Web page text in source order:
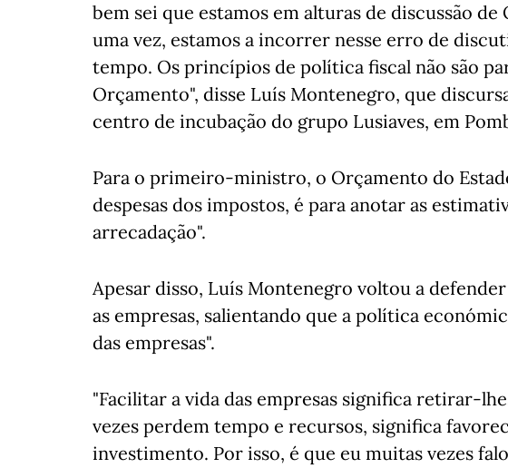
bem sei que estamos em alturas de discussão
uma vez, estamos a incorrer nesse erro de
tempo. Os princípios de política fiscal não são
Orçamento", disse Luís Montenegro, que
centro de incubação do grupo Lusiaves, em
Para o primeiro-ministro, o Orçamento do
despesas dos impostos, é para anotar as
arrecadação".
Apesar disso, Luís Montenegro voltou a
as empresas, salientando que a política
das empresas".
"Facilitar a vida das empresas significa retirar-
vezes perdem tempo e recursos, significa
investimento. Por isso, é que eu muitas vezes